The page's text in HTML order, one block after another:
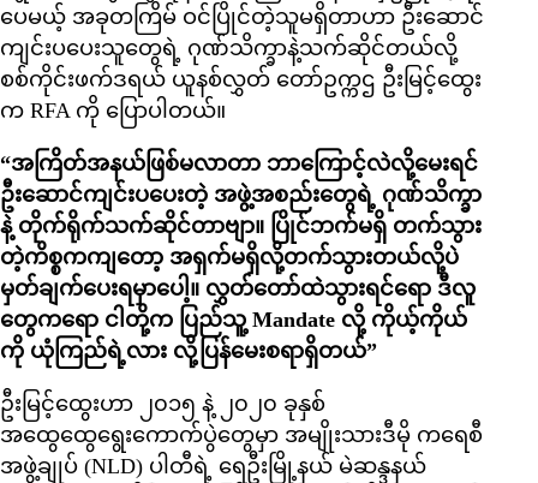
ပေမယ့် အခုတကြိမ် ဝင်ပြိုင်တဲ့သူမရှိတာဟာ ဦးဆောင်
ကျင်းပပေးသူတွေရဲ့ ဂုဏ်သိက္ခာနဲ့သက်ဆိုင်တယ်လို့
စစ်ကိုင်းဖက်ဒရယ် ယူနစ်လွှတ် တော်ဥက္ကဌ ဦးမြင့်ထွေး
က RFA ကို ပြောပါတယ်။
“အကြိတ်အနယ်ဖြစ်မလာတာ ဘာကြောင့်လဲလို့မေးရင်
ဦးဆောင်ကျင်းပပေးတဲ့ အဖွဲ့အစည်းတွေရဲ့ ဂုဏ်သိက္ခာ
နဲ့ တိုက်ရိုက်သက်ဆိုင်တာဗျာ။ ပြိုင်ဘက်မရှိ တက်သွား
တဲ့ကိစ္စကကျတော့ အရှက်မရှိလို့တက်သွားတယ်လို့ပဲ
မှတ်ချက်ပေးရမှာပေါ့။ လွှတ်တော်ထဲသွားရင်ရော ဒီလူ
တွေကရော ငါတို့က ပြည်သူ့ Mandate လို့ ကိုယ့်ကိုယ်
ကို ယုံကြည်ရဲ့လား လို့ပြန်မေးစရာရှိတယ်”
ဦးမြင့်ထွေးဟာ ၂၀၁၅ နဲ့ ၂၀၂၀ ခုနှစ်
အထွေထွေရွေးကောက်ပွဲတွေမှာ အမျိုးသားဒီမို ကရေစီ
အဖွဲ့ချုပ် (NLD) ပါတီရဲ့ ရေဦးမြို့နယ် မဲဆန္ဒနယ်